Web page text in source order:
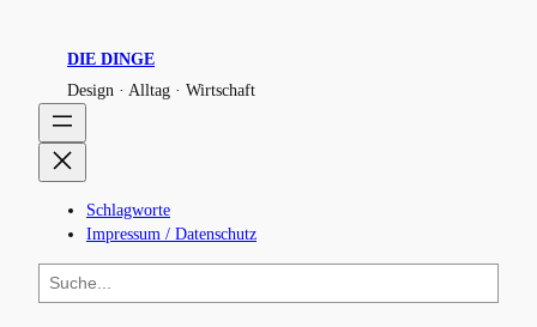
DIE DINGE
Design · Alltag · Wirtschaft
Schlagworte
Impressum / Datenschutz